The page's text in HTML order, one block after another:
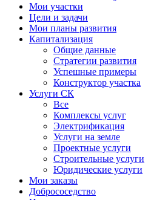
Мои участки
Цели и задачи
Мои планы развития
Капитализация
Общие данные
Стратегии развития
Успешные примеры
Конструктор участка
Услуги СК
Все
Комплексы услуг
Электрификация
Услуги на земле
Проектные услуги
Строительные услуги
Юридические услуги
Мои заказы
Добрососедство